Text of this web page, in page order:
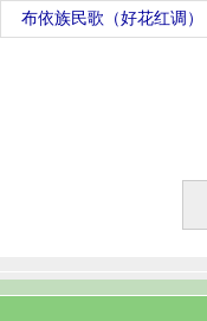
布依族民歌（好花红调）